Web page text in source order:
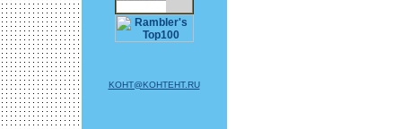
KOHT@KOHTEHT.RU